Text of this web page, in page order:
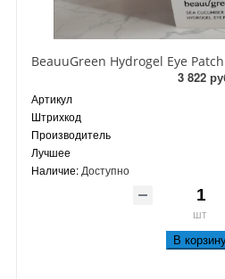
3 822
Артикул
Штрихкод
Производитель
Лучшее
Наличие: Доступно
шт
В